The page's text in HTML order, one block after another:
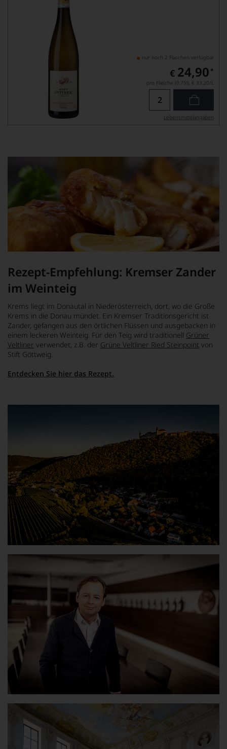
nur noch 2 Flaschen verfügbar
€ 24,90 *
pro Flasche (0.75l), € 33,20/L
Lebensmittel­angaben
Rezept-Empfehlung: Kremser Zander
im Weinteig
Krems liegt im Donautal in Niederösterreich, dort, wo die Große
Krems in die Donau mündet. Ein Kremser Traditionsgericht ist
Zander, gefangen aus den örtlichen Flüssen und ausgebacken in
einem leckeren Weinteig. Für den Teig wird traditionell Grüner
Veltliner verwendet, z.B. der Grüne Veltliner Ried Steinpoint von
Stift Göttweig.
Entdecken Sie hier das Rezept.